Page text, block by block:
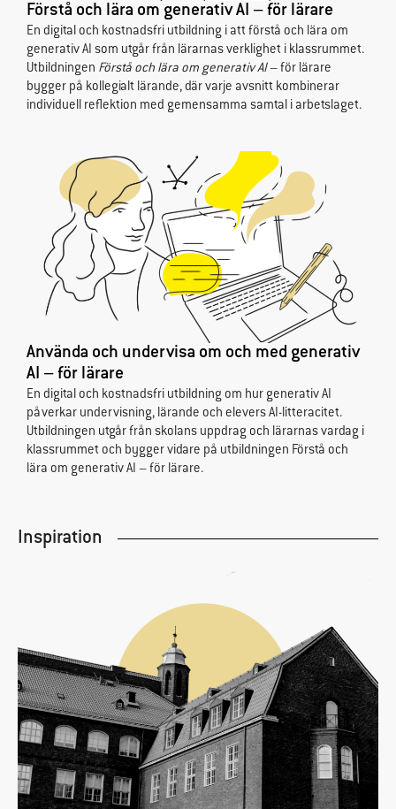
Förstå och lära om generativ AI – för lärare
En digital och kostnadsfri utbildning i att förstå och lära om
generativ AI som utgår från lärarnas verklighet i klassrummet.
Utbildningen Förstå och lära om generativ AI– för lärare
bygger på kollegialt lärande, där varje avsnitt kombinerar
individuell reflektion med gemensamma samtal i arbetslaget.
Använda och undervisa om och med generativ
AI – för lärare
En digital och kostnadsfri utbildning om hur generativ AI
påverkar undervisning, lärande och elevers AI-litteracitet.
Utbildningen utgår från skolans uppdrag och lärarnas vardag i
klassrummet och bygger vidare på utbildningen Förstå och
lära om generativ AI – för lärare.
Inspiration
SidaSida